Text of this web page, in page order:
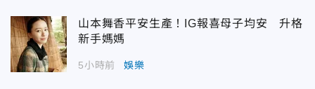
山本舞香平安生產！IG報喜母子均安 升格
新手媽媽
5小時前 娛樂